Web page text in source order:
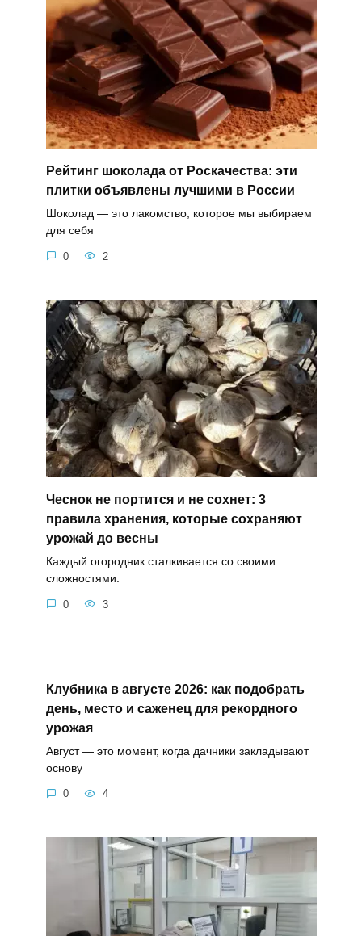
Рейтинг шоколада от Роскачества: эти
плитки объявлены лучшими в России
Шоколад — это лакомство, которое мы выбираем
для себя
0 2
Чеснок не портится и не сохнет: 3
правила хранения, которые сохраняют
урожай до весны
Каждый огородник сталкивается со своими
сложностями.
0 3
Клубника в августе 2026: как подобрать
день, место и саженец для рекордного
урожая
Август — это момент, когда дачники закладывают
основу
0 4